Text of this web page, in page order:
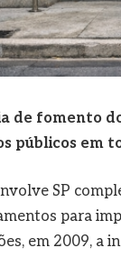
de fomento
públicos em
SP
para
em 2009, a